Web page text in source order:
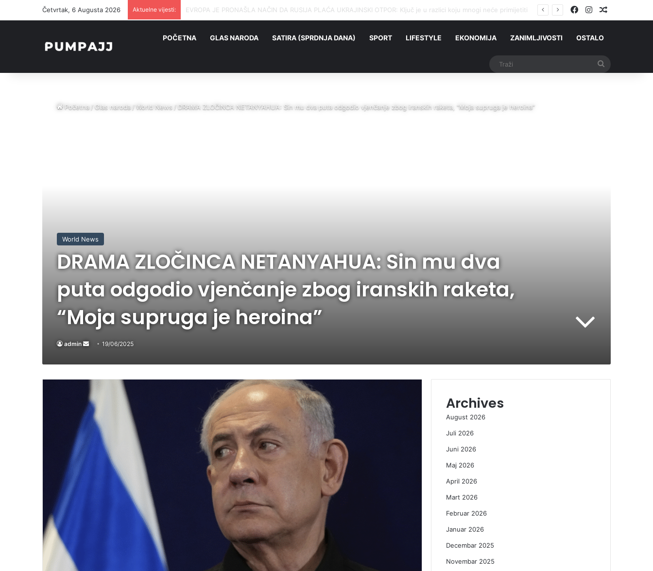
Četvrtak, 6 Augusta 2026 Aktuelne vijesti: U NJEMAČKOJ I DANAS ŽIVI NAROD KOJI SEBE ZOVE SRBIMA: Jesu li preci balkanskih Srba stigli iz Njemačke? FacebookInstagram
POČETNA GLAS NARODA SATIRA (SPRDNJA DANA) SPORT LIFESTYLE EKONOMIJA ZANIMLJIVOSTI OSTALO
Početna/Glas naroda/World News/DRAMA ZLOČINCA NETANYAHUA: Sin mu dva puta odgodio vjenčanje zbog iranskih raketa, “Moja supruga je heroina”
World News
DRAMA ZLOČINCA NETANYAHUA: Sin mu dva
puta odgodio vjenčanje zbog iranskih raketa,
“Moja supruga je heroina”
admin
Send19/06/2025
Archives
August 2026
Juli 2026
Juni 2026
Maj 2026
April 2026
Mart 2026
Februar 2026
Januar 2026
Decembar 2025
Novembar 2025